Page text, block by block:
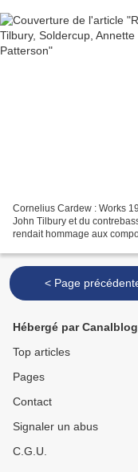
Cornelius Cardew : Works
John Tilbury et du
rendait hommage aux
< Page
Hébergé par Canalblog
Top articles
Pages
Contact
Signaler un abus
C.G.U.